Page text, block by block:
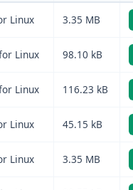
Linux 3.35 MB
Linux 98.10 kB
Linux 116.23 kB
Linux 45.15 kB
Linux 3.35 MB